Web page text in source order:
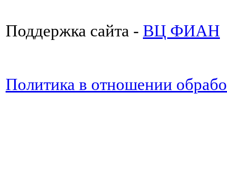
Поддержка сайта - ВЦ ФИАН
Политика в отношении